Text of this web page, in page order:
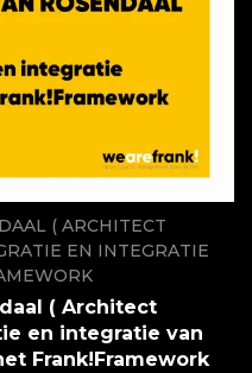
( ARCHITECT
EN INTEGRATIE
( Architect
en integratie van
Frank!Framework